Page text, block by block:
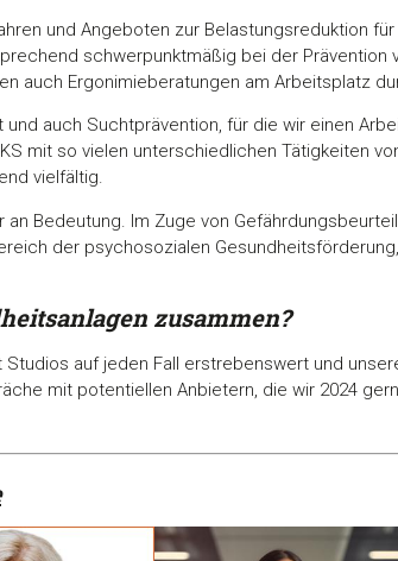
und Angeboten zur Belastungsreduktion
schwerpunktmäßig bei der Prävention
auch Ergonimieberatungen am Arbeitsplatz
auch Suchtprävention, für die wir einen
mit so vielen unterschiedlichen Tätigkeiten
vielfältig.
Bedeutung. Im Zuge von
der psychosozialen
zusammen?
auf jeden Fall erstrebenswert und
mit potentiellen Anbietern, die wir 2024